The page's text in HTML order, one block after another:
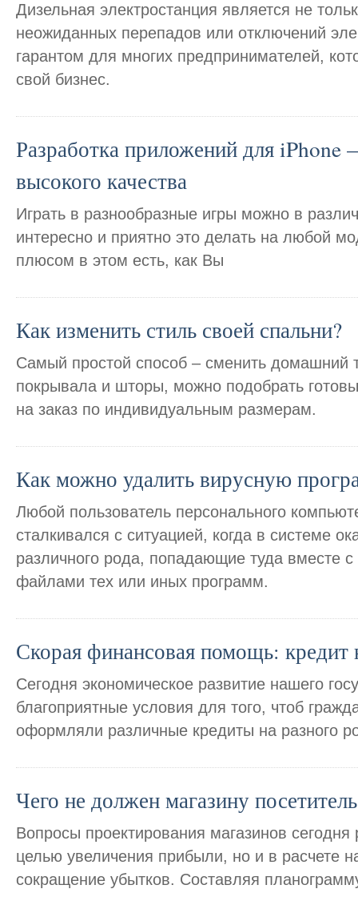
Дизельная электростанция является не
неожиданных перепадов или отключений
гарантом для многих предпринимателей,
свой бизнес.
Разработка приложений для
высокого качества
Играть в разнообразные игры можно в
интересно и приятно это делать на любой
плюсом в этом есть, как Вы
Как изменить стиль своей спальни?
Самый простой способ – сменить домашний
покрывала и шторы, можно подобрать
на заказ по индивидуальным размерам.
Как можно удалить вирусную
Любой пользователь персонального
сталкивался с ситуацией, когда в системе
различного рода, попадающие туда вместе
файлами тех или иных программ.
Скорая финансовая помощь:
Сегодня экономическое развитие нашего
благоприятные условия для того, чтоб
оформляли различные кредиты на разного
Чего не должен магазину посетитель
Вопросы проектирования магазинов
целью увеличения прибыли, но и в расчете
сокращение убытков. Составляя